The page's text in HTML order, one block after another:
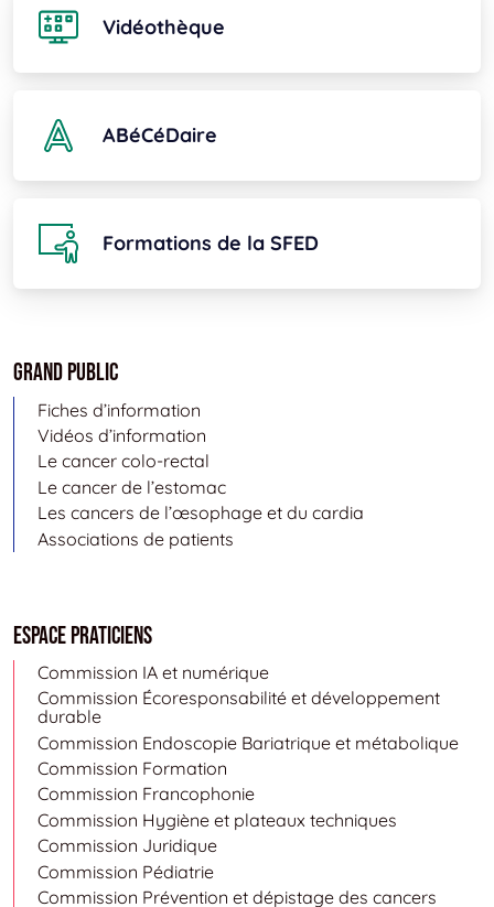
Vidéothèque
ABéCéDaire
Formations de la SFED
Grand public
Fiches d’information
Vidéos d’information
Le cancer colo-rectal
Le cancer de l’estomac
Les cancers de l’œsophage et du cardia
Associations de patients
Espace Praticiens
Commission IA et numérique
Commission Écoresponsabilité et développement
durable
Commission Endoscopie Bariatrique et métabolique
Commission Formation
Commission Francophonie
Commission Hygiène et plateaux techniques
Commission Juridique
Commission Pédiatrie
Commission Prévention et dépistage des cancers